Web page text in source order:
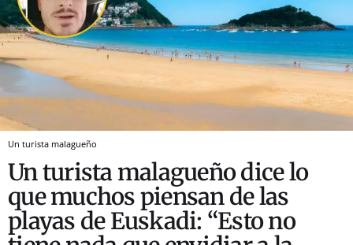
Un turista malagueño
Un turista malagueño dice lo
que muchos piensan de las
playas de Euskadi: “Esto no